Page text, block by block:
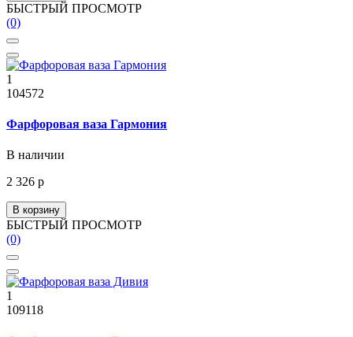
БЫСТРЫЙ ПРОСМОТР
(0)
1
104572
Фарфоровая ваза Гармония
В наличии
2 326 р
В корзину
БЫСТРЫЙ ПРОСМОТР
(0)
1
109118